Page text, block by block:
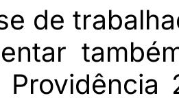
de
Providência